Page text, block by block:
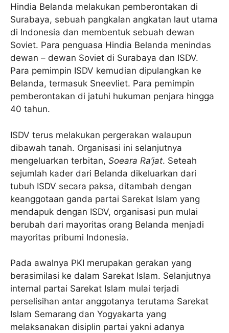
Hindia Belanda melakukan pemberontakan di
Surabaya, sebuah pangkalan angkatan laut utama
di Indonesia dan membentuk sebuah dewan
Soviet. Para penguasa Hindia Belanda menindas
dewan – dewan Soviet di Surabaya dan ISDV.
Para pemimpin ISDV kemudian dipulangkan ke
Belanda, termasuk Sneevliet. Para pemimpin
pemberontakan di jatuhi hukuman penjara hingga
40 tahun.
ISDV terus melakukan pergerakan walaupun
dibawah tanah. Organisasi ini selanjutnya
mengeluarkan terbitan, Soeara Ra’jat. Seteah
sejumlah kader dari Belanda dikeluarkan dari
tubuh ISDV secara paksa, ditambah dengan
keanggotaan ganda partai Sarekat Islam yang
mendapuk dengan ISDV, organisasi pun mulai
berubah dari mayoritas orang Belanda menjadi
mayoritas pribumi Indonesia.
Pada awalnya PKI merupakan gerakan yang
berasimilasi ke dalam Sarekat Islam. Selanjutnya
internal partai Sarekat Islam mulai terjadi
perselisihan antar anggotanya terutama Sarekat
Islam Semarang dan Yogyakarta yang
melaksanakan disiplin partai yakni adanya